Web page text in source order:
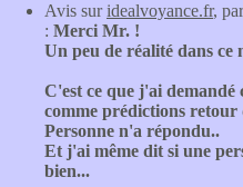
Avis suridealvoyance.fr,
: Merci Mr. !
Un peu de réalité dans ce
C'est ce que j'ai demandé
comme prédictions retour
Personne n'a répondu..
Et j'ai même dit si une
bien...